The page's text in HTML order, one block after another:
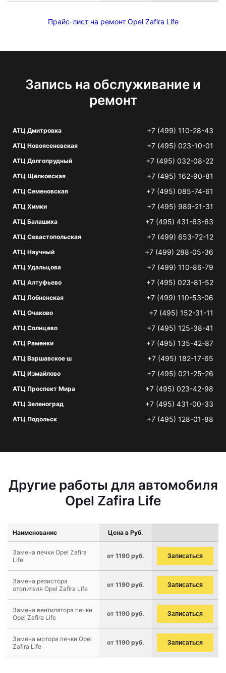
Прайс-лист на ремонт Opel Zafira Life
Запись на обслуживание и
ремонт
АТЦ Дмитровка +7 (499) 110-28-43
АТЦ Новоясеневская +7 (495) 023-10-01
АТЦ Долгопрудный +7 (495) 032-08-22
АТЦ Щёлковская +7 (495) 162-90-81
АТЦ Семеновская +7 (495) 085-74-61
АТЦ Химки +7 (495) 989-21-31
АТЦ Балашиха +7 (495) 431-63-63
АТЦ Севастопольская +7 (499) 653-72-12
АТЦ Научный +7 (499) 288-05-36
АТЦ Удальцова +7 (499) 110-86-79
АТЦ Алтуфьево +7 (495) 023-81-52
АТЦ Лобненская +7 (499) 110-53-06
АТЦ Очаково +7 (495) 152-31-11
АТЦ Солнцево +7 (495) 125-38-41
АТЦ Раменки +7 (495) 135-42-87
АТЦ Варшавское ш +7 (495) 182-17-65
АТЦ Измайлово +7 (495) 021-25-26
АТЦ Проспект Мира +7 (495) 023-42-98
АТЦ Зеленоград +7 (495) 431-00-33
АТЦ Подольск +7 (495) 128-01-88
Другие работы для автомобиля
Opel Zafira Life
Наименование Цена в Руб.
Замена печки Opel Zafira
Life
от 1190 руб. Записаться
Замена резистора
отопителя Opel Zafira Life
от 1190 руб. Записаться
Замена вентилятора печки
Opel Zafira Life
от 1190 руб. Записаться
Замена мотора печки Opel
Zafira Life
от 1190 руб. Записаться